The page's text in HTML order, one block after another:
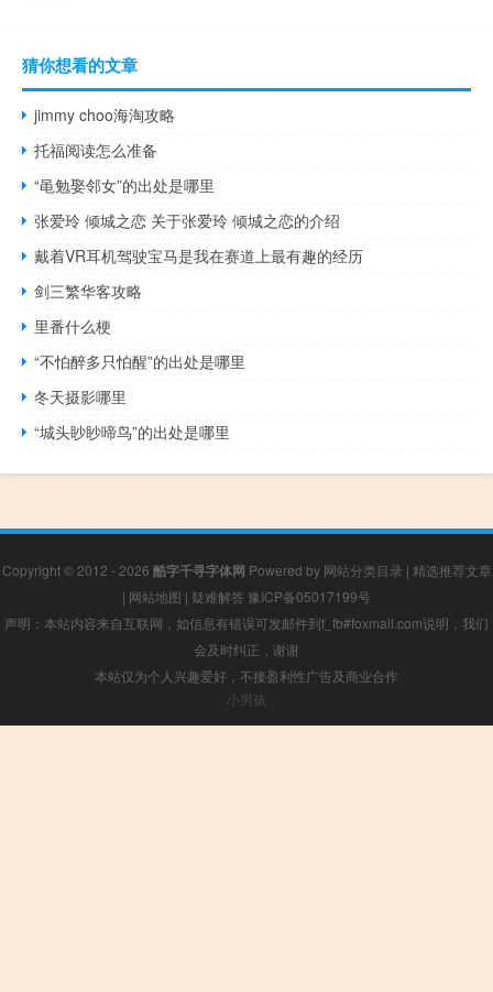
猜你想看的文章
jimmy choo海淘攻略
托福阅读怎么准备
“黾勉娶邻女”的出处是哪里
张爱玲 倾城之恋 关于张爱玲 倾城之恋的介绍
戴着VR耳机驾驶宝马是我在赛道上最有趣的经历
剑三繁华客攻略
里番什么梗
“不怕醉多只怕醒”的出处是哪里
冬天摄影哪里
“城头眇眇啼鸟”的出处是哪里
Copyright © 2012 - 2026 酷字千寻字体网 Powered by 网站分类目录 | 精选推荐文章
| 网站地图 | 疑难解答 豫ICP备05017199号
声明：本站内容来自互联网，如信息有错误可发邮件到f_fb#foxmail.com说明，我们
会及时纠正，谢谢
本站仅为个人兴趣爱好，不接盈利性广告及商业合作
小男孩